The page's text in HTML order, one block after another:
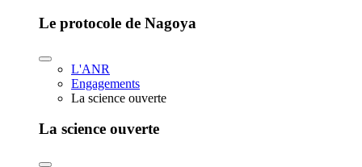
Le protocole de Nagoya
L'ANR
Engagements
La science ouverte
La science ouverte